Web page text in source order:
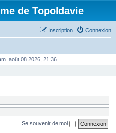
de Topoldavie
Connexion
Inscription
août 08 2026, 21:36
Se souvenir de moi